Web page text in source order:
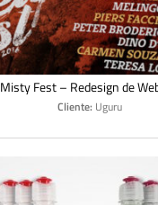
Misty Fest – Redesign de
Cliente: Uguru